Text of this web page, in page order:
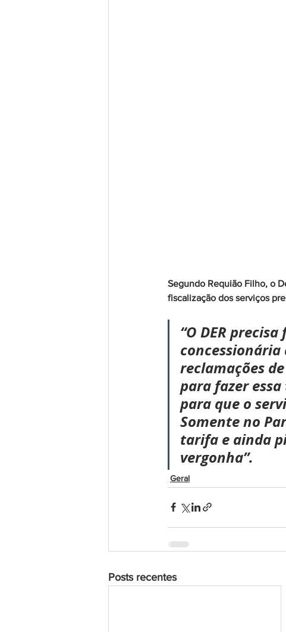
Segundo Requião Filho, o
fiscalização dos serviços
“O DER
reclamações
para fazer
para que o
Somente no
tarifa e ainda
vergonha”.
Geral
Posts recentes